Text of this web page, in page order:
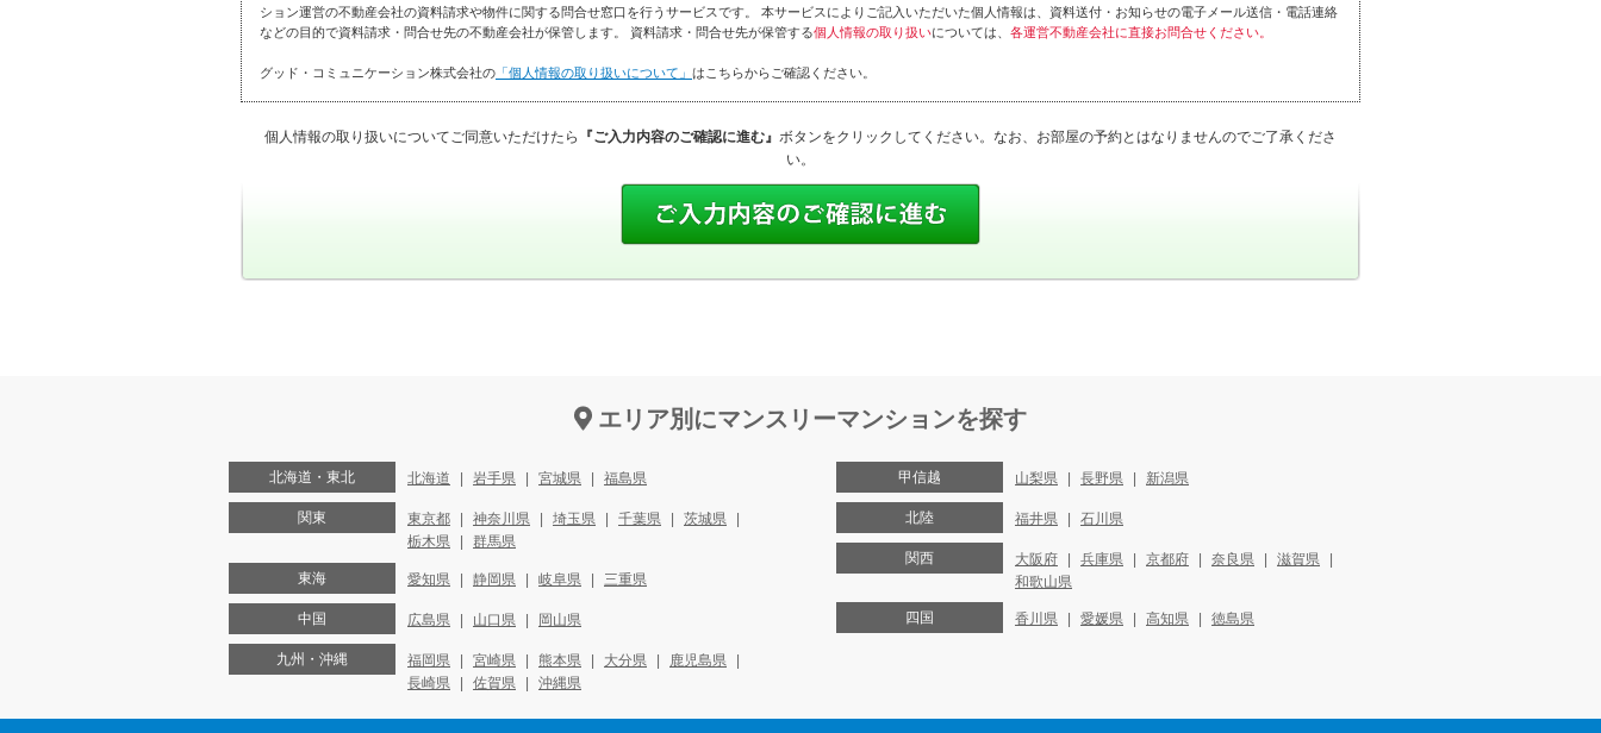
ション運営の不動産会社の資料請求や物件に関する問合せ窓口を行うサービスです。 本サービスによりご記入いただいた個人情報は、資料送付・お知らせの電子メール送信・電話連絡
などの目的で資料請求・問合せ先の不動産会社が保管します。 資料請求・問合せ先が保管する個人情報の取り扱いについては、 各運営不動産会社に直接お問合せください。
グッド・コミュニケーション株式会社の 「個人情報の取り扱いについて」 はこちらからご確認ください。
個人情報の取り扱いについてご同意いただけたら 『ご入力内容のご確認に進む』 ボタンをクリックしてください。なお、お部屋の予約とはなりませんのでご了承くださ
い。
エリア別にマンスリーマンションを探す
北海道・東北 北海道 岩手県 宮城県 福島県
関東 東京都 神奈川県 埼玉県 千葉県
茨城県
栃木県
群馬県
東海 愛知県 静岡県 岐阜県 三重県
中国 広島県 山口県 岡山県
九州・沖縄 福岡県 宮崎県 熊本県 大分県
鹿児島県
長崎県
佐賀県 沖縄県
甲信越 山梨県 長野県 新潟県
北陸 福井県 石川県
関西 大阪府 兵庫県 京都府 奈良県
滋賀県
和歌山県
四国 香川県 愛媛県 高知県 徳島県